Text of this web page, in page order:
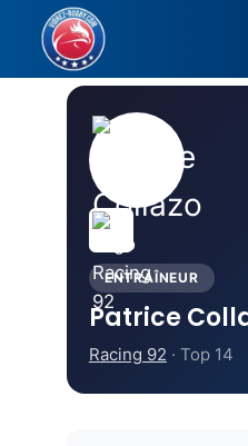
Aller
contenu
Accueil
ENTRAÎNEUR
Patrice
Racing 92 · Top 14